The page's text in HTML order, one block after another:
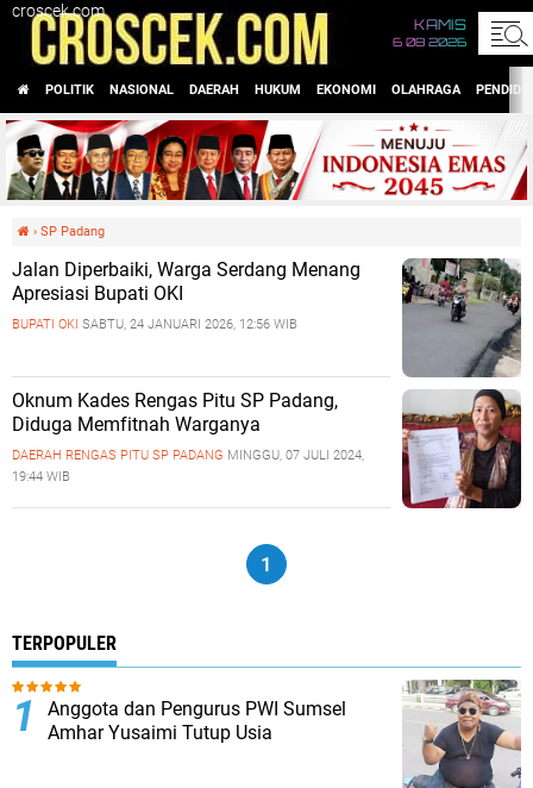
croscek.com
KAMIS
6 08 2026
POLITIK NASIONAL DAERAH HUKUM EKONOMI OLAHRAGA
› SP Padang
Jalan Diperbaiki, Warga Serdang Menang
Apresiasi Bupati OKI
BUPATI OKI SABTU, 24 JANUARI 2026, 12:56 WIB
Oknum Kades Rengas Pitu SP Padang,
Diduga Memfitnah Warganya
DAERAH RENGAS PITU SP PADANG MINGGU, 07 JULI 2024,
19:44 WIB
1
TERPOPULER
Anggota dan Pengurus PWI Sumsel
Amhar Yusaimi Tutup Usia